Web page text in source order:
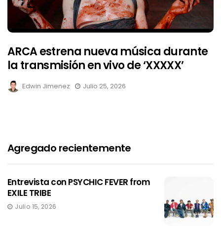
ARCA estrena nueva música durante
la transmisión en vivo de ‘XXXXX’
Edwin Jimenez Julio 25, 2026
Agregado recientemente
Entrevista con PSYCHIC FEVER from
EXILE TRIBE
Julio 15, 2026